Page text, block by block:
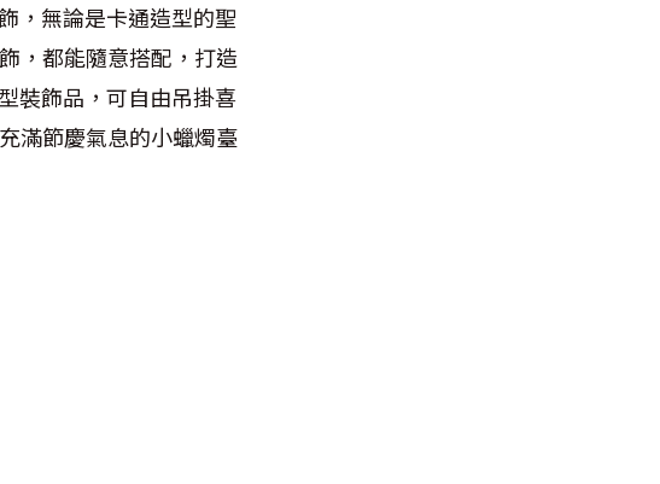
，無論是卡通造型的聖
，都能隨意搭配，打造
裝飾品，可自由吊掛喜
滿節慶氣息的小蠟燭臺